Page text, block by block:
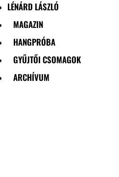
LÉNÁRD LÁSZLÓ
MAGAZIN
HANGPRÓBA
GYŰJTŐI CSOMAGOK
ARCHÍVUM